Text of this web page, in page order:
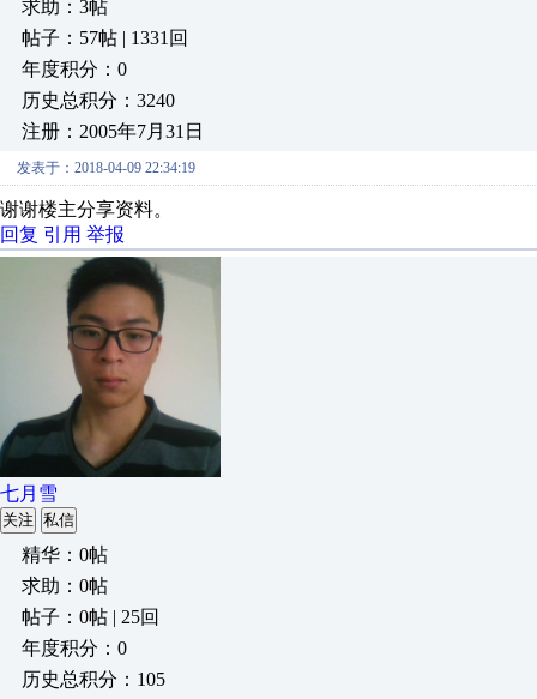
求助：3帖
帖子：57帖 | 1331回
年度积分：0
历史总积分：3240
注册：2005年7月31日
发表于：2018-04-09 22:34:19
谢谢楼主分享资料。
回复 引用 举报
七月雪
关注 私信
精华：0帖
求助：0帖
帖子：0帖 | 25回
年度积分：0
历史总积分：105